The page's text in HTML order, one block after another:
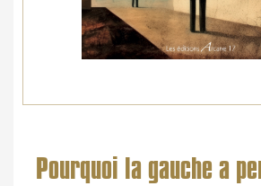
Pourquoi la gauche a